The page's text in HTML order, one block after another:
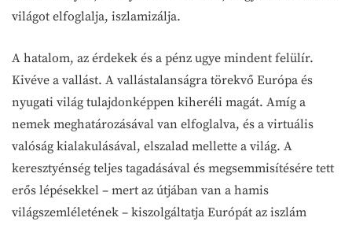
világot elfoglalja, iszlamizálja.
A hatalom, az érdekek és a pénz ugye mindent felülír.
Kivéve a vallást. A vallástalanságra törekvő Európa és
nyugati világ tulajdonképpen kiheréli magát. Amíg a
nemek meghatározásával van elfoglalva, és a virtuális
valóság kialakulásával, elszalad mellette a világ. A
keresztyénség teljes tagadásával és megsemmisítésére tett
erős lépésekkel – mert az útjában van a hamis
világszemléletének – kiszolgáltatja Európát az iszlám